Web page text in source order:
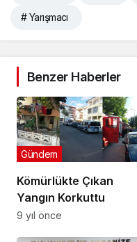
# Yarışmacı
Benzer Haberler
Kömürlükte Çıkan
Yangın Korkuttu
Gündem
9 yıl önce